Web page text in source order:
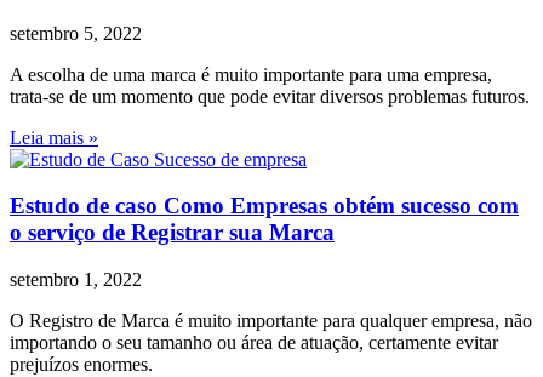
setembro 5, 2022
A escolha de uma marca é muito importante para uma empresa,
trata-se de um momento que pode evitar diversos problemas futuros.
Leia mais »
Estudo de caso Como Empresas obtém sucesso com
o serviço de Registrar sua Marca
setembro 1, 2022
O Registro de Marca é muito importante para qualquer empresa, não
importando o seu tamanho ou área de atuação, certamente evitar
prejuízos enormes.